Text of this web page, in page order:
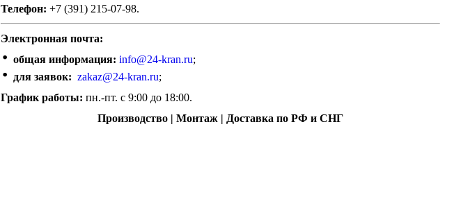
Телефон: +7 (391) 215-07-98.
Электронная почта:
общая информация: info@24-kran.ru;
для заявок: zakaz@24-kran.ru;
График работы: пн.-пт. с 9:00 до 18:00.
Производство | Монтаж | Доставка по РФ и СНГ